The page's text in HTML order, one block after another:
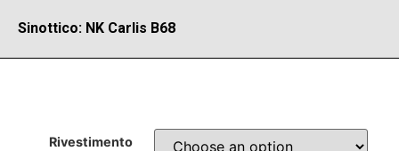
Sinottico: NK Carlis B68
Rivestimento